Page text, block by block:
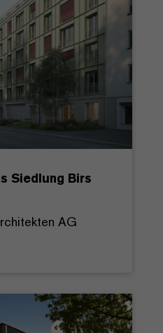
Siedlung Birs
AG